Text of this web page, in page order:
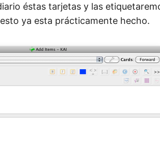
éstas tarjetas y las
ya esta prácticamente hecho.